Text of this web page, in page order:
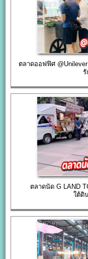
ตลาดออฟฟิศ
รั
ตลาดนัด G LAND
ใต้ดิ